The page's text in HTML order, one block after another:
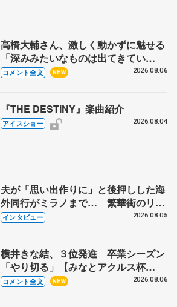
高橋大輔さん、激しく動かずに魅せる
「深みみたいなものは出てきてい
る？」 〝兄さん〟と慕うレジェンド
コメント全文 NEW 2026.08.06
『THE DESTINY』楽曲紹介
アイスショー 2026.08.04
夫が「思い出作りに」と後押しした海
外同行がミラノまで… 繁華街のリン
クでは不良のお兄さんも味方に 小林
インタビュー 2026.08.05
横井きな結、３位発進 卒業シーズン
「やり切る」【みなとアクルス杯
SP】
コメント全文 NEW 2026.08.06